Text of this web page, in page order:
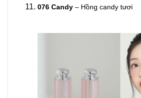
076 Candy – Hồng candy tươi